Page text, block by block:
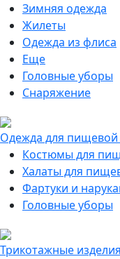
Зимняя одежда
Жилеты
Одежда из флиса
Еще
Головные уборы
Снаряжение
Одежда для
Костюмы для
Халаты для
Фартуки и
Головные уборы
Трикотажные изделия